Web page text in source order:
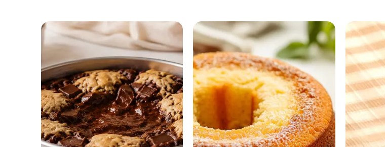
Brookie na lata